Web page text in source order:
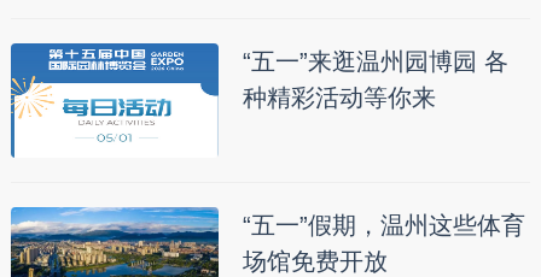
“五一”来逛温州园博园 各
种精彩活动等你来
“五一”假期，温州这些体育
场馆免费开放